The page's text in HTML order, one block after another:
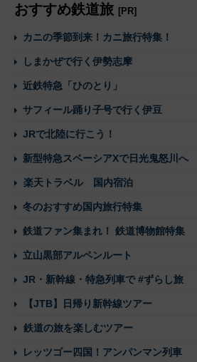
おすすめ鉄道旅 [PR]
カニの季節到来！カニ旅行特集！
しまかぜで行く伊勢志摩
近鉄特急「ひのとり」
サフィール踊り子号で行く伊豆
JRで北陸に行こう！
新型特急スペーシアXで日光鬼怒川へ
楽天トラベル 国内宿泊
冬のおすすめ国内旅行特集
鉄道ファン集まれ！ 鉄道博物館特集
立山黒部アルペンルート
JR・新幹線・特急列車で #ずらし旅
【JTB】日帰り新幹線ツアー
鉄道の旅を楽しむツアー
レッツゴー四国！アンパンマン列車